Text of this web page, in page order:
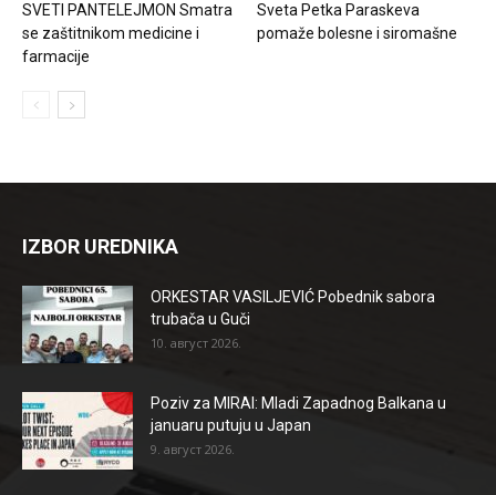
SVETI PANTELEJMON Smatra
se zaštitnikom medicine i
farmacije
Sveta Petka Paraskeva
pomaže bolesne i siromašne
IZBOR UREDNIKA
ORKESTAR VASILJEVIĆ Pobednik sabora
trubača u Guči
10. август 2026.
Poziv za MIRAI: Mladi Zapadnog Balkana u
januaru putuju u Japan
9. август 2026.